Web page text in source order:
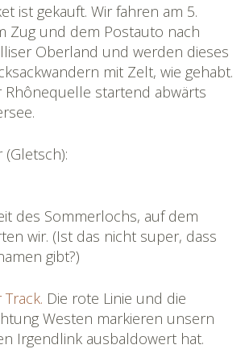
Detail
ist gekauft. Wir fahren am 5.
Zug und dem Postauto nach
Oberland und werden dieses
mit Zelt, wie gehabt.
Rhônequelle startend abwärts
(Gletsch):
des Sommerlochs, auf dem
wir. (Ist das nicht super, dass
gibt?)
Die rote Linie und die
Westen markieren unsern
Irgendlink ausbaldowert hat.